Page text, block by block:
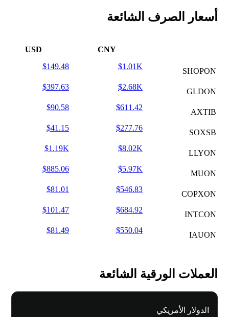
أسعار الصرف الشائعة
CNY
USD
SHOPON
$1.01K
$149.48
GLDON
$2.68K
$397.63
AXTIB
$611.42
$90.58
SOXSB
$277.76
$41.15
LLYON
$8.02K
$1.19K
MUON
$5.97K
$885.06
COPXON
$546.83
$81.01
INTCON
$684.92
$101.47
IAUON
$550.04
$81.49
العملات الورقية الشائعة
الدولار الأمريكي